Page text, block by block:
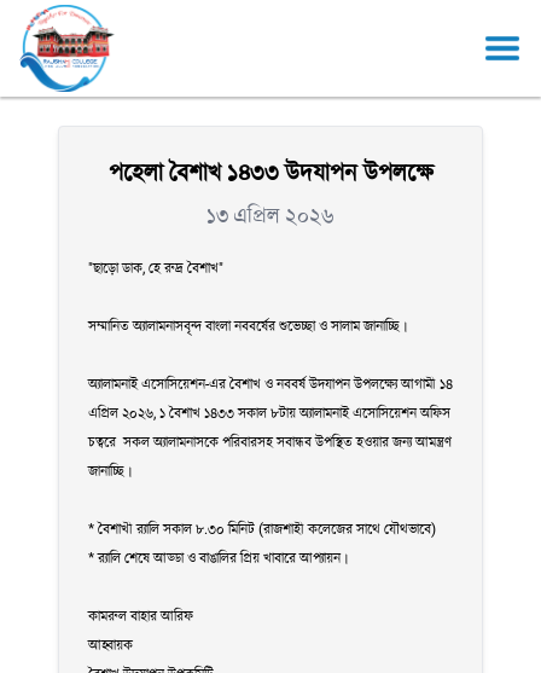
পহেলা বৈশাখ ১৪৩৩ উদযাপন উপলক্ষে
১৩ এপ্রিল ২০২৬
"ছাড়ো ডাক, হে রুদ্র বৈশাখ"
সম্মানিত অ্যালামনাসবৃন্দ বাংলা নববর্ষের শুভেচ্ছা ও সালাম জানাচ্ছি।
অ্যালামনাই এসোসিয়েশন-এর বৈশাখ ও নববর্ষ উদযাপন উপলক্ষ্যে আগামী ১৪
এপ্রিল ২০২৬, ১ বৈশাখ ১৪৩৩ সকাল ৮টায় অ্যালামনাই এসোসিয়েশন অফিস
চত্বরে সকল অ্যালামনাসকে পরিবারসহ সবান্ধব উপস্থিত হওয়ার জন্য আমন্ত্রণ
জানাচ্ছি।
* বৈশাখী র‍্যালি সকাল ৮.৩০ মিনিট (রাজশাহী কলেজের সাথে যৌথভাবে)
* র‍্যালি শেষে আড্ডা ও বাঙালির প্রিয় খাবারে আপ্যায়ন।
কামরুল বাহার আরিফ
আহ্বায়ক